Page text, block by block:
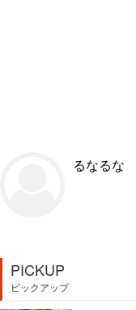
るなるな
PICKUP
ピックアップ